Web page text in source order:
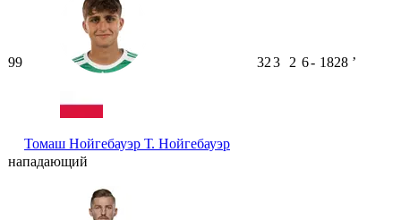
99
Томаш Нойгебауэр Т. Нойгебауэр
323 2 6- 1828 ʼ
нападающий